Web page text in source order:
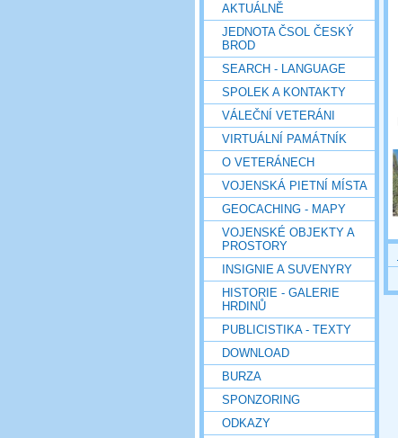
AKTUÁLNĚ
JEDNOTA ČSOL ČESKÝ
BROD
SEARCH - LANGUAGE
SPOLEK A KONTAKTY
VÁLEČNÍ VETERÁNI
VIRTUÁLNÍ PAMÁTNÍK
O VETERÁNECH
VOJENSKÁ PIETNÍ MÍSTA
GEOCACHING - MAPY
VOJENSKÉ OBJEKTY A
PROSTORY
INSIGNIE A SUVENYRY
HISTORIE - GALERIE
HRDINŮ
PUBLICISTIKA - TEXTY
DOWNLOAD
BURZA
SPONZORING
ODKAZY